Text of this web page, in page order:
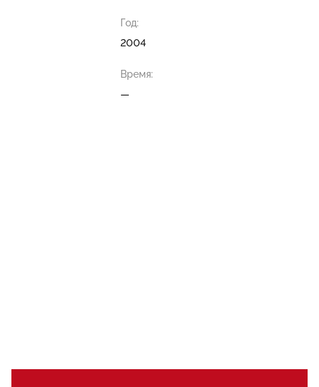
Год:
2004
Время:
—